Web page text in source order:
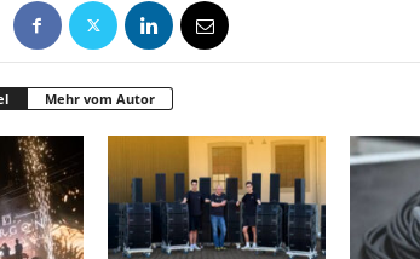
Mehr vom Autor